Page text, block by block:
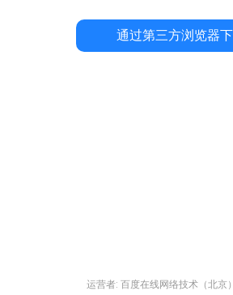
通过第三方浏览器
运营者: 百度在线网络技术（北京